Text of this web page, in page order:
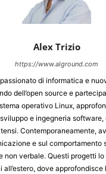
Alex Trizio
https://www.alground.com
di informatica e
dell’open source e
operativo Linux,
e ingegneria
Contemporaneamente,
e sul comportamento
non verbale. Questi progetti
all’estero, dove